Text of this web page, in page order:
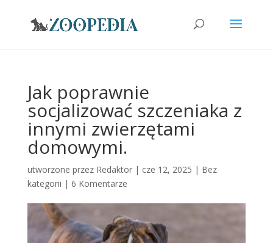
Jak poprawnie
socjalizować szczeniaka z
innymi zwierzętami
domowymi.
utworzone przez Redaktor| cze 12, 2025 | Bez
kategorii | 6 Komentarze